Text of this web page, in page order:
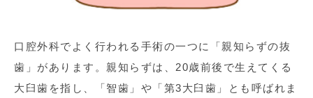
口腔外科でよく行われる手術の一つに「親知らずの抜
歯」があります。親知らずは、20歳前後で生えてくる
大臼歯を指し、「智歯」や「第3大臼歯」とも呼ばれま